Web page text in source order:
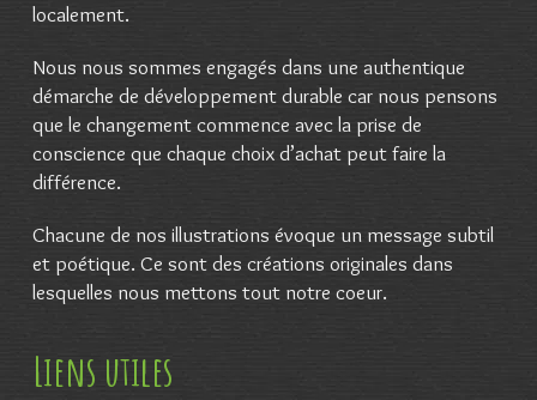
localement.
Nous nous sommes engagés dans une authentique
démarche de développement durable car nous pensons
que le changement commence avec la prise de
conscience que chaque choix d’achat peut faire la
différence.
Chacune de nos illustrations évoque un message subtil
et poétique. Ce sont des créations originales dans
lesquelles nous mettons tout notre coeur.
Liens utiles